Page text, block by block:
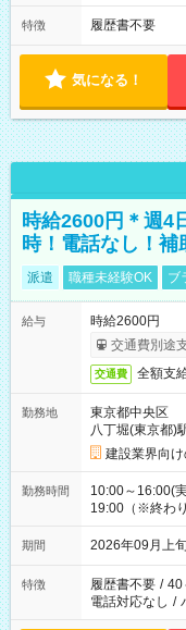
特徴 履歴書不要
気になる！
時給2600円＊週4
時！電話なし！補
派遣 職種未経験OK ブ
給与
時給2600円
交通費別途
交通費 全額支
勤務地
東京都中央区
八丁堀(東京都)
建設業界向
勤務時間
10:00～16:00(
19:00（※終わ
期間 2026年09月上
特徴 履歴書不要 / 40
電話対応なし /